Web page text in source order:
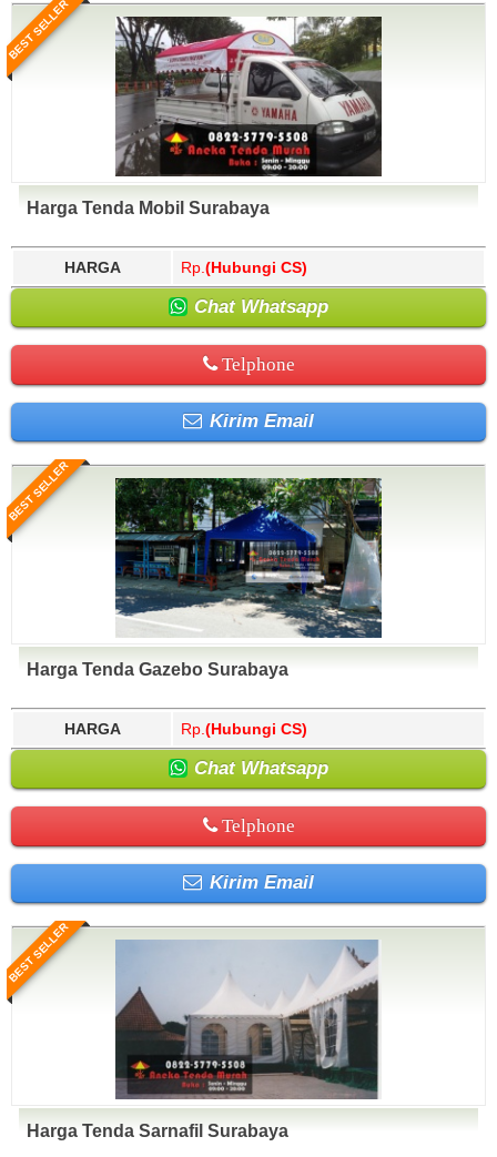
BEST SELLER
Harga Tenda Mobil Surabaya
HARGA Rp. (Hubungi CS)
Chat Whatsapp
Telphone
Kirim Email
BEST SELLER
Harga Tenda Gazebo Surabaya
HARGA Rp. (Hubungi CS)
Chat Whatsapp
Telphone
Kirim Email
BEST SELLER
Harga Tenda Sarnafil Surabaya